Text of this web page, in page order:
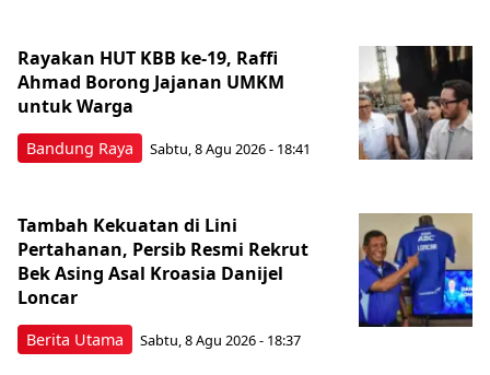
Bandung Raya
Rayakan HUT KBB ke-19, Raffi
Ahmad Borong Jajanan UMKM
untuk Warga
Sabtu, 8 Agu 2026 - 18:41
Berita Utama
Tambah Kekuatan di Lini
Pertahanan, Persib Resmi Rekrut
Bek Asing Asal Kroasia Danijel
Loncar
Sabtu, 8 Agu 2026 - 18:37